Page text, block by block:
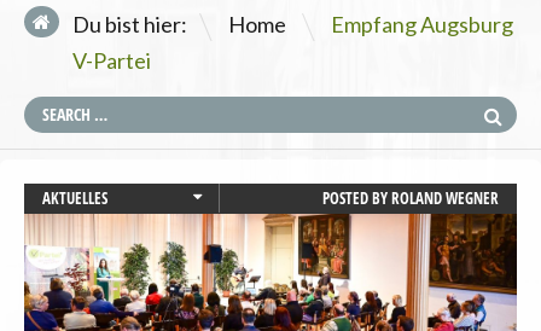
Du bist hier: Home \
Empfang Augsburg
V-Partei
AKTUELLES
AUGSBURG
LANDWIRTSCHAFT
MOBILITÄT UND VERKEHR
PRESSEMITTEILUNG
POSTED BYROLAND WEGNER